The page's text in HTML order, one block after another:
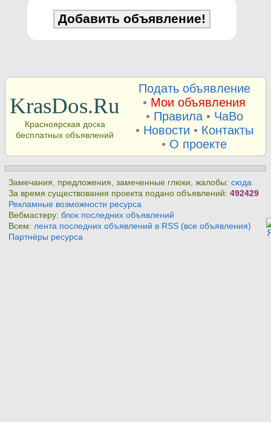
KrasDos.Ru
Красноярская доска
бесплатных объявлений
Подать объявление
• Мои объявления
• Правила• ЧаВо
• Новости • Контакты
• О проекте
Замечания, предложения, замеченные глюки, жалобы:сюда
За время существования проекта подано объявлений:492429
Рекламные возможности ресурса
Вебмастеру:блок последних объявлений
Всем: лента последних объявлений в RSS (все объявления)
Партнёры ресурса